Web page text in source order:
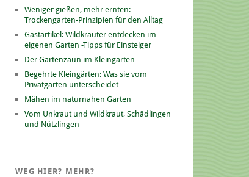
Weniger gießen, mehr ernten:
Trockengarten-Prinzipien für den Alltag
Gastartikel: Wildkräuter entdecken im
eigenen Garten -Tipps für Einsteiger
Der Gartenzaun im Kleingarten
Begehrte Kleingärten: Was sie vom
Privatgarten unterscheidet
Mähen im naturnahen Garten
Vom Unkraut und Wildkraut, Schädlingen
und Nützlingen
WEG HIER? MEHR?